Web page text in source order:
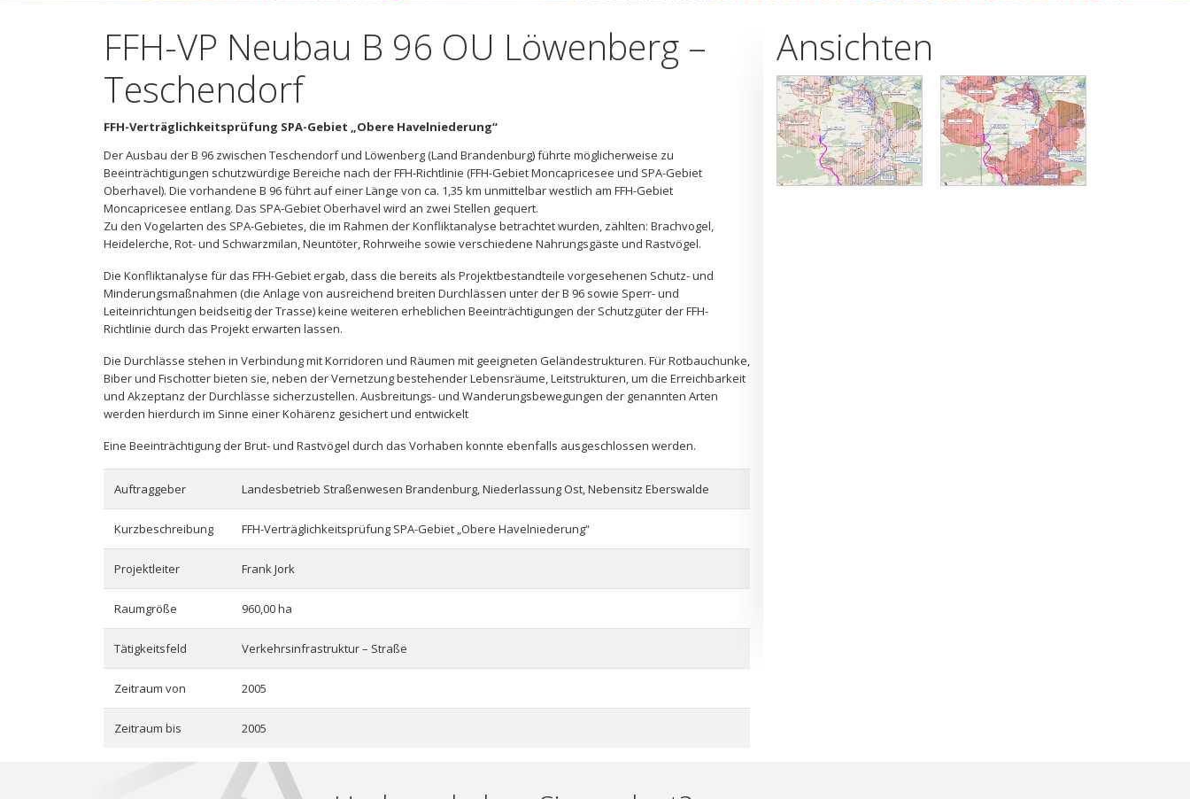
FFH-VP Neubau B 96 OU Löwenberg –
Teschendorf
FFH-Verträglichkeitsprüfung SPA-Gebiet „Obere Havelniederung“
Der Ausbau der B 96 zwischen Teschendorf und Löwenberg (Land Brandenburg) führte möglicherweise zu
Beeinträchtigungen schutzwürdige Bereiche nach der FFH-Richtlinie (FFH-Gebiet Moncapricesee und SPA-Gebiet
Oberhavel). Die vorhandene B 96 führt auf einer Länge von ca. 1,35 km unmittelbar westlich am FFH-Gebiet
Moncapricesee entlang. Das SPA-Gebiet Oberhavel wird an zwei Stellen gequert.
Zu den Vogelarten des SPA-Gebietes, die im Rahmen der Konfliktanalyse betrachtet wurden, zählten: Brachvogel,
Heidelerche, Rot- und Schwarzmilan, Neuntöter, Rohrweihe sowie verschiedene Nahrungsgäste und Rastvögel.
Die Konfliktanalyse für das FFH-Gebiet ergab, dass die bereits als Projektbestandteile vorgesehenen Schutz- und
Minderungsmaßnahmen (die Anlage von ausreichend breiten Durchlässen unter der B 96 sowie Sperr- und
Leiteinrichtungen beidseitig der Trasse) keine weiteren erheblichen Beeinträchtigungen der Schutzgüter der FFH-
Richtlinie durch das Projekt erwarten lassen.
Die Durchlässe stehen in Verbindung mit Korridoren und Räumen mit geeigneten Geländestrukturen. Für Rotbauchunke,
Biber und Fischotter bieten sie, neben der Vernetzung bestehender Lebensräume, Leitstrukturen, um die Erreichbarkeit
und Akzeptanz der Durchlässe sicherzustellen. Ausbreitungs- und Wanderungsbewegungen der genannten Arten
werden hierdurch im Sinne einer Kohärenz gesichert und entwickelt
Eine Beeinträchtigung der Brut- und Rastvögel durch das Vorhaben konnte ebenfalls ausgeschlossen werden.
Auftraggeber Landesbetrieb Straßenwesen Brandenburg, Niederlassung Ost, Nebensitz Eberswalde
Kurzbeschreibung FFH-Verträglichkeitsprüfung SPA-Gebiet „Obere Havelniederung“
Projektleiter Frank Jork
Raumgröße 960,00 ha
Tätigkeitsfeld Verkehrsinfrastruktur – Straße
Zeitraum von 2005
Zeitraum bis 2005
Ansichten